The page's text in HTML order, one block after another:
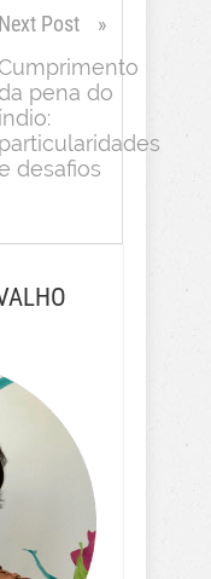
Next Post
Cumprimento
pena do
índio:
particularidades
desafios